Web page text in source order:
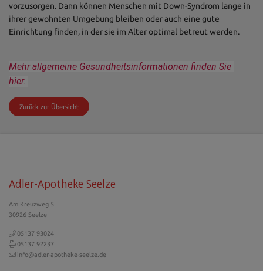
Zurück zur Übersicht
vorzusorgen. Dann können Menschen mit Down-Syndrom lange in
ihrer gewohnten Umgebung bleiben oder auch eine gute
Einrichtung finden, in der sie im Alter optimal betreut werden.
Mehr allgemeine Gesundheitsinformationen finden Sie
hier.
Adler-Apotheke Seelze
Am Kreuzweg 5
30926 Seelze
05137 93024
05137 92237
info@adler-apotheke-seelze.de